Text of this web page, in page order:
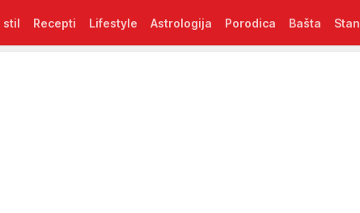
stil Recepti Lifestyle Astrologija Porodica Bašta Stan